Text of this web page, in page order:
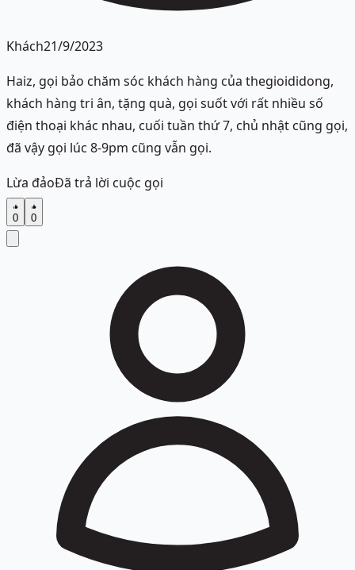
Khách21/9/2023
Haiz, gọi bảo chăm sóc khách hàng của thegioididong,
khách hàng tri ân, tặng quà, gọi suốt với rất nhiều số
điện thoại khác nhau, cuối tuần thứ 7, chủ nhật cũng gọi,
đã vậy gọi lúc 8-9pm cũng vẫn gọi.
Lừa đảoĐã trả lời cuộc gọi
0 0